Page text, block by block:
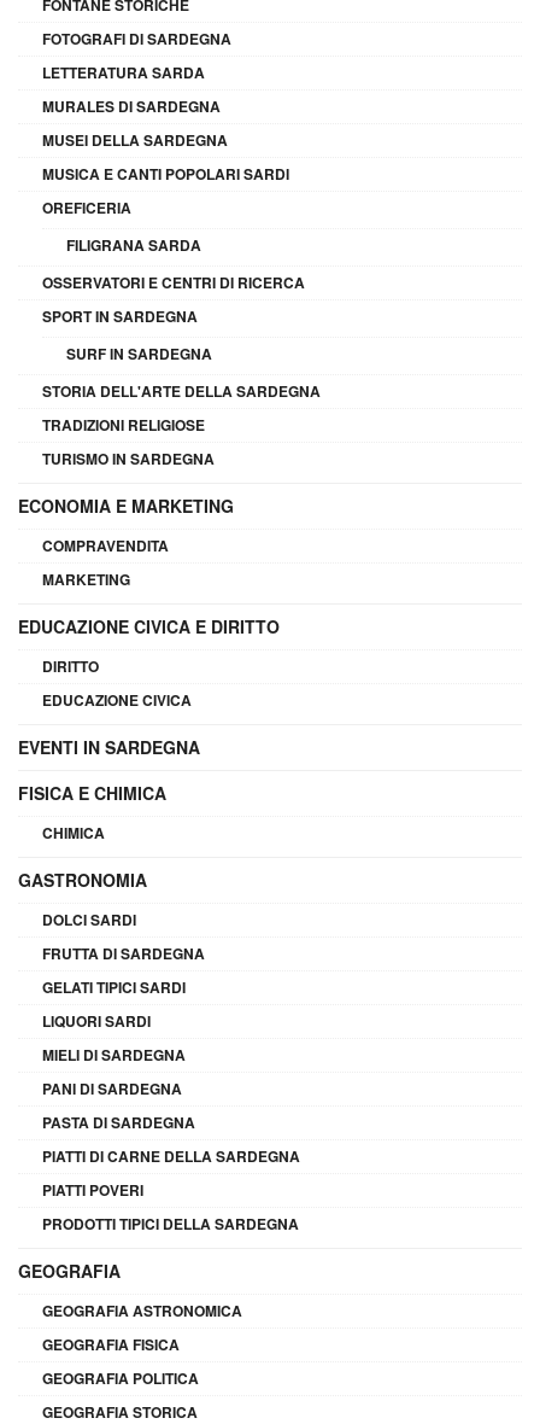
FONTANE STORICHE
FOTOGRAFI DI SARDEGNA
LETTERATURA SARDA
MURALES DI SARDEGNA
MUSEI DELLA SARDEGNA
MUSICA E CANTI POPOLARI SARDI
OREFICERIA
FILIGRANA SARDA
OSSERVATORI E CENTRI DI RICERCA
SPORT IN SARDEGNA
SURF IN SARDEGNA
STORIA DELL'ARTE DELLA SARDEGNA
TRADIZIONI RELIGIOSE
TURISMO IN SARDEGNA
ECONOMIA E MARKETING
COMPRAVENDITA
MARKETING
EDUCAZIONE CIVICA E DIRITTO
DIRITTO
EDUCAZIONE CIVICA
EVENTI IN SARDEGNA
FISICA E CHIMICA
CHIMICA
GASTRONOMIA
DOLCI SARDI
FRUTTA DI SARDEGNA
GELATI TIPICI SARDI
LIQUORI SARDI
MIELI DI SARDEGNA
PANI DI SARDEGNA
PASTA DI SARDEGNA
PIATTI DI CARNE DELLA SARDEGNA
PIATTI POVERI
PRODOTTI TIPICI DELLA SARDEGNA
GEOGRAFIA
GEOGRAFIA ASTRONOMICA
GEOGRAFIA FISICA
GEOGRAFIA POLITICA
GEOGRAFIA STORICA